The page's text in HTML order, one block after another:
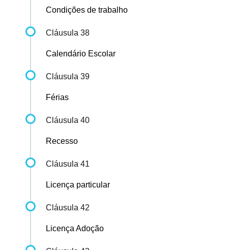
Condições de trabalho
Cláusula 38
Calendário Escolar
Cláusula 39
Férias
Cláusula 40
Recesso
Cláusula 41
Licença particular
Cláusula 42
Licença Adoção